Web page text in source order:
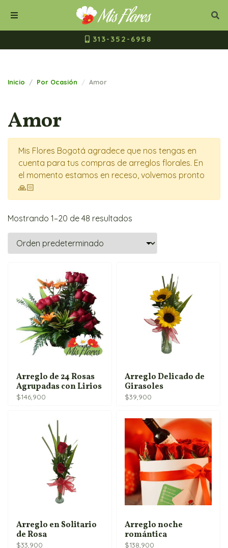
Cerrar
Buscar
313-352-6958
Inicio Por Ocasión Amor
Amor
Mis Flores Bogotá agradece que nos tengas en
cuenta para tus compras de arreglos florales. En
el momento estamos en receso, volvemos pronto
🙏🏻
Mostrando 1–20 de 48 resultados
Arreglo de 24 Rosas
Agrupadas con Lirios
$146,900
Arreglo Delicado de
Girasoles
$39,900
Arreglo en Solitario
de Rosa
$33,900
Arreglo noche
romántica
$138,900